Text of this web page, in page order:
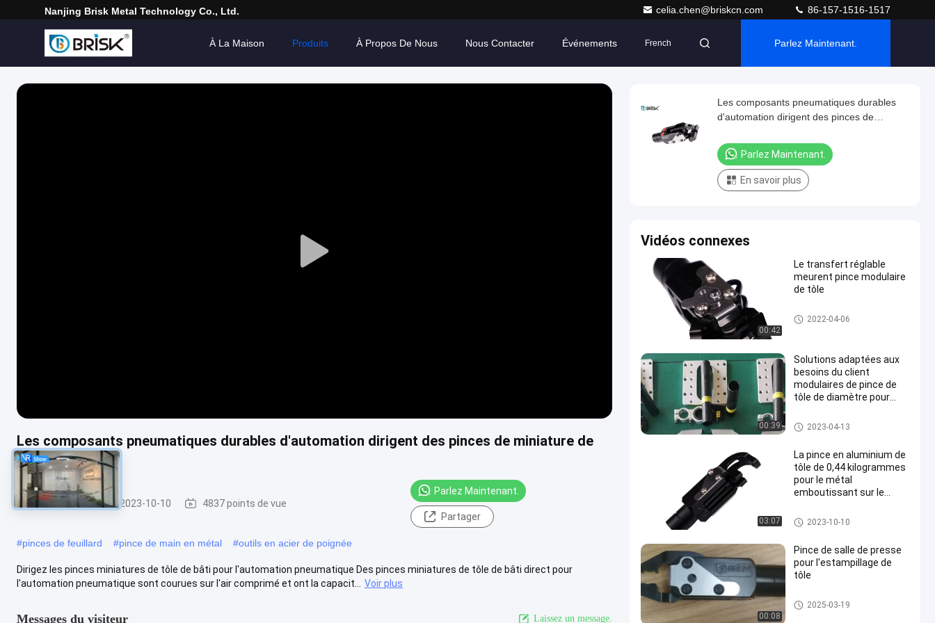
Nanjing Brisk Metal Technology Co., Ltd. celia.chen@briskcn.com 86-157-1516-1517
À La Maison Produits À Propos De Nous Nous Contacter Événements French Parlez Maintenant.
Play
Les composants pneumatiques durables d'automation dirigent des pinces de miniature de
bâti
Pince de tôle 2023-10-10 4837 points de vue
Parlez Maintenant.
Partager
#pinces de feuillard #pince de main en métal #outils en acier de poignée
Dirigez les pinces miniatures de tôle de bâti pour l'automation pneumatique Des pinces miniatures de tôle de bâti direct pour
l'automation pneumatique sont courues sur l'air comprimé et ont la capacit...
Voir plus
Messages du visiteur Laissez un message.
Les composants pneumatiques durables
d'automation dirigent des pinces de
Parlez Maintenant.
En savoir plus
Vidéos connexes
00:42
Le transfert réglable
meurent pince modulaire
de tôle
Pince de tôle
2022-04-06
00:39
Solutions adaptées aux
besoins du client
modulaires de pince de
tôle de diamètre pour
pneumatique
Pince de tôle
2023-04-13
03:07
La pince en aluminium de
tôle de 0,44 kilogrammes
pour le métal
emboutissant sur le
Pince de tôle
2023-10-10
00:08
Pince de salle de presse
pour l'estampillage de
tôle
Outillage de presse de transfer
t
2025-03-19